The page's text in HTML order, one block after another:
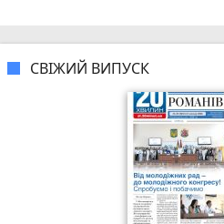
СВІЖИЙ ВИПУСК